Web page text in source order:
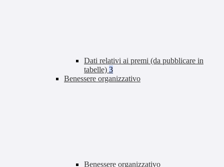
Dati relativi ai premi (da pubblicare in
tabelle) 3
Benessere organizzativo
Benessere organizzativo